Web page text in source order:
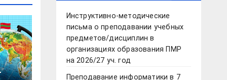
Инструктивно-методические
письма о преподавании учебных
предметов/дисциплин в
организациях образования ПМР
на 2026/27 уч. год
Преподавание информатики в 7